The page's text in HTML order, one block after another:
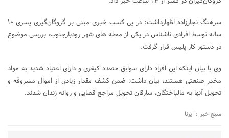
سرهنگ نجارزاده اظهارداشت: در پی کسب خبری مبنی بر گروگان‌گیری پسری ۱۰
ساله توسط افرادی ناشناس در یکی از محله های شهر رودبارجنوب، بررسی موضوع
در دستور کار پلیس قرار گرفت.
وی با بیان اینکه این افراد دارای سوابق متعدد کیفری و دارای اعتیاد شدید به مواد
مخدر صنعتی هستند، بیان داشت: ضمن کشف مقدار زیادی از اموال مسروقه و
تحویل آنها به مالباختگان، سارقان تحویل مراجع قضایی و روانه زندان شدند.
منبع خبر : ایرنا